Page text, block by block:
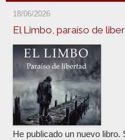
18/06/2026
El Limbo, paraíso de
He publicado un nuevo